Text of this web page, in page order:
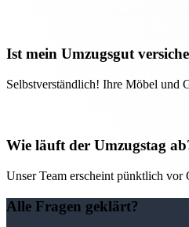
Ist mein Umzugsgut
Selbstverständlich! Ihre Möbel und
Wie läuft der Umzugstag
Unser Team erscheint pünktlich vor
Alle Fragen geklärt?